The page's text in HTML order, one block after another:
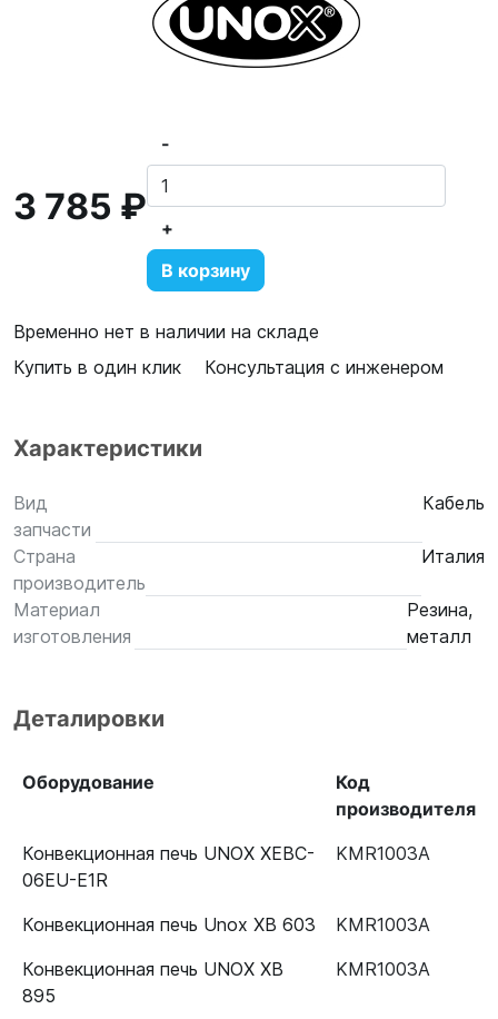
3 785 ₽
-
+
В корзину
Временно нет в наличии на складе
Купить в один клик
Консультация с инженером
Характеристики
Вид
запчасти
Кабель
Страна
производитель
Италия
Материал
изготовления
Резина,
металл
Деталировки
Оборудование
Код
производителя
Конвекционная печь UNOX XEBC-
06EU-E1R
KMR1003A
Конвекционная печь Unox XB 603
KMR1003A
Конвекционная печь UNOX XB
895
KMR1003A